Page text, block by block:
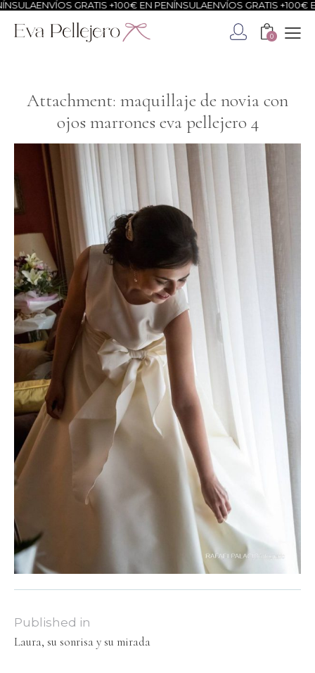
ENVÍOS GRATIS +100€ EN PENÍNSULAENVÍOS GRATIS +100€
0
Attachment: maquillaje de novia con
ojos marrones eva pellejero 4
Published in
Laura, su sonrisa y su mirada